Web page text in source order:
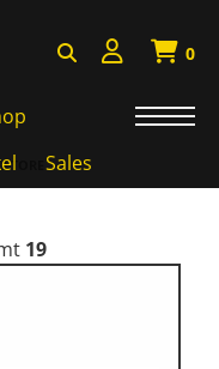
0
Sales
Faustball
Systeme
19